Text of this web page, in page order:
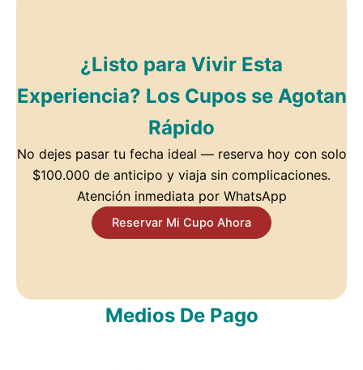
¿Listo para Vivir Esta
Experiencia? Los Cupos se Agotan
Rápido
No dejes pasar tu fecha ideal — reserva hoy con solo
$100.000 de anticipo y viaja sin complicaciones.
Atención inmediata por WhatsApp
Reservar Mi Cupo Ahora
Medios De Pago